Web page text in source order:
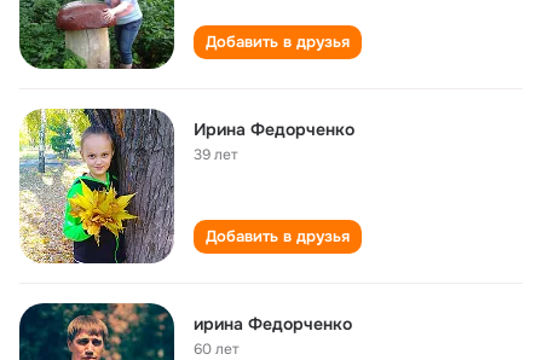
Добавить в друзья
Ирина Федорченко
39 лет
Добавить в друзья
ирина Федорченко
60 лет